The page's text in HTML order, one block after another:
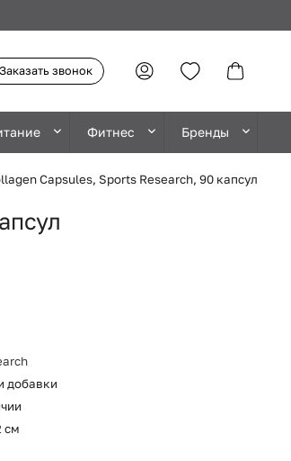
Заказать звонок
Фитнес Бренды
Capsules, Sports Research, 90 капсул
добавки
см